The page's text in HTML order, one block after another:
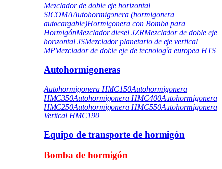
Mezclador de doble eje horizontal
SICOMAAutohormigonera (hormigonera
autocargable)Hormigonera con Bomba para
HormigónMezclador diesel JZRMezclador de doble eje
horizontal JSMezclador planetario de eje vertical
MPMezclador de doble eje de tecnología europea HTS
Autohormigoneras
Autohormigonera HMC150Autohormigonera
HMC350Autohormigonera HMC400Autohormigonera
HMC250Autohormigonera HMC550Autohormigonera
Vertical HMC190
Equipo de transporte de hormigón
Bomba de hormigón